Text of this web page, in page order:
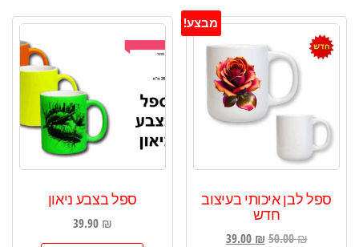
מבצע!
ספל לבן איכותי בעיצוב
חדש
50.00₪
המחיר
39.00 ₪
המחיר
ספל בצבע ניאון
39.90 ₪